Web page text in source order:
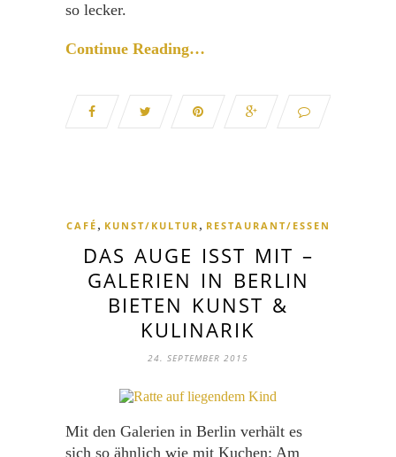
so lecker.
Continue Reading…
CAFÉ , KUNST/KULTUR , RESTAURANT/ESSEN
DAS AUGE ISST MIT –
GALERIEN IN BERLIN
BIETEN KUNST &
KULINARIK
24. SEPTEMBER 2015
Mit den Galerien in Berlin verhält es
sich so ähnlich wie mit Kuchen: Am